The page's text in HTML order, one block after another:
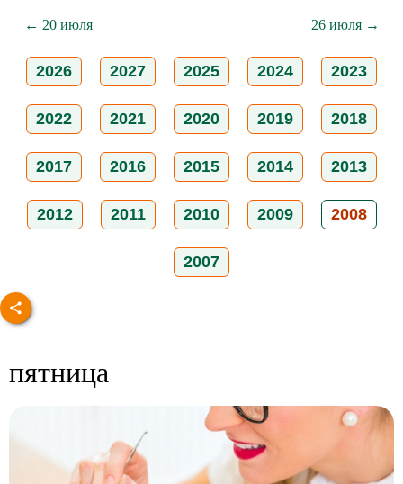
← 20 июля 26 июля →
2026 2027 2025 2024 2023
2022 2021 2020 2019 2018
2017 2016 2015 2014 2013
2012 2011 2010 2009 2008
2007
пятница